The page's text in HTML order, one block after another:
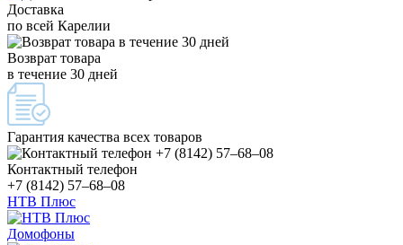
Доставка
по всей Карелии
Возврат товара
в течение 30 дней
Гарантия качества всех товаров
Контактный телефон
+7 (8142) 57–68–08
НТВ Плюс
Домофоны